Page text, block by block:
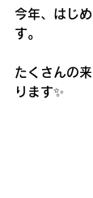
今年、はじ
す。
たくさんの
ります✨